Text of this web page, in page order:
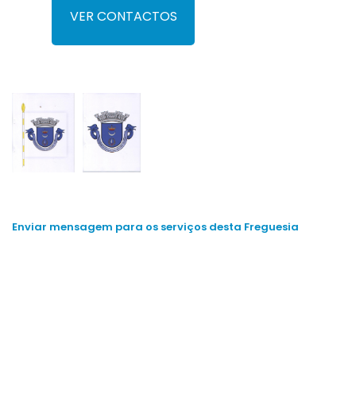
VER CONTACTOS
Enviar mensagem para os serviços desta Freguesia